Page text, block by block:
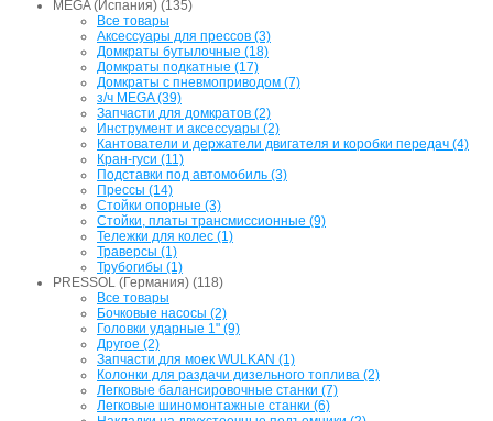
MEGA (Испания) (135)
Все товары
Аксессуары для прессов (3)
Домкраты бутылочные (18)
Домкраты подкатные (17)
Домкраты с пневмоприводом (7)
з/ч MEGA (39)
Запчасти для домкратов (2)
Инструмент и аксессуары (2)
Кантователи и держатели двигателя и коробки передач (4)
Кран-гуси (11)
Подставки под автомобиль (3)
Прессы (14)
Стойки опорные (3)
Стойки, платы трансмиссионные (9)
Тележки для колес (1)
Траверсы (1)
Трубогибы (1)
PRESSOL (Германия) (118)
Все товары
Бочковые насосы (2)
Головки ударные 1" (9)
Другое (2)
Запчасти для моек WULKAN (1)
Колонки для раздачи дизельного топлива (2)
Легковые балансировочные станки (7)
Легковые шиномонтажные станки (6)